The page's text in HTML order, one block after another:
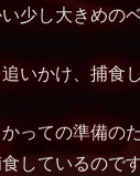
少し大きめの
いかけ、捕食
っての準備の
しているので